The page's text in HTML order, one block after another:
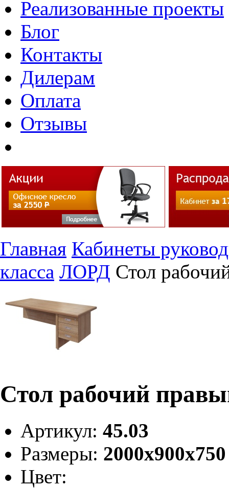
Реализованные проекты
Блог
Контакты
Дилерам
Оплата
Отзывы
Главная Кабинеты
класса ЛОРД Стол
Стол рабочий
Артикул: 45.03
Размеры: 2000х900х750
Цвет: